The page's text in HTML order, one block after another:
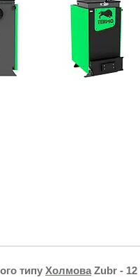
типу Холмова Zubr -